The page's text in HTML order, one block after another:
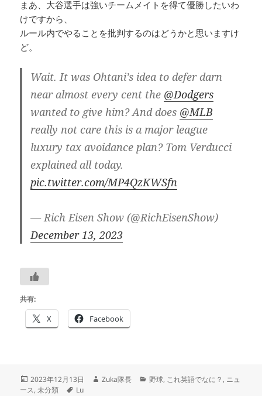
まあ、大谷選手は強いチームメイトを得て優勝したいわ
けですから、
ルール内でやることを批判するのはどうかと思いますけ
ど。
Wait. It was Ohtani’s idea to defer darn
near almost every cent the @Dodgers
wanted to give him? And does @MLB
really not care this is a major league
luxury tax avoidance plan? Tom Verducci
explained all today.
pic.twitter.com/MP4QzKWSfn
— Rich Eisen Show (@RichEisenShow)
December 13, 2023
共有:
X Facebook
投
稿
2023年12月13日
作
Zuka隊長
カ
野球, これ英語でなに？ , ニュ
ース,未分類
タ
Lu